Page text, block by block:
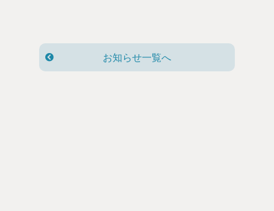
お知らせ一覧へ